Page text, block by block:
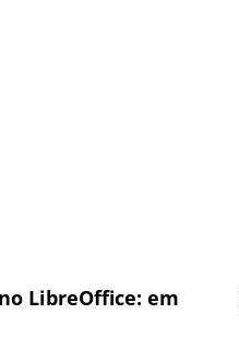
LibreOffice: em